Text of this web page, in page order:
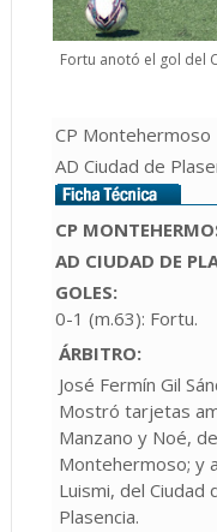
Fortu anotó el gol del
CP Montehermoso
AD Ciudad de
CP
AD CIUDAD DE
GOLES:
0-1 (m.63): Fortu.
ÁRBITRO:
José Fermín Gil
Mostró tarjetas
Manzano y Noé,
Montehermoso; y
Luismi, del Ciudad
Plasencia.